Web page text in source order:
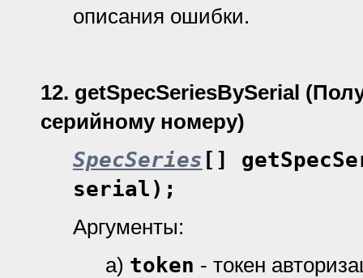
описания ошибки.
12. getSpecSeriesBySerial
серийному номеру)
SpecSeries []
serial);
Аргументы:
а) token - токен